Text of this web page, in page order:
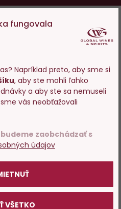
fungovala
Napríklad preto, aby sme si
, aby ste mohli ľahko
a aby ste sa nemuseli
vás neobťažovali
zaobchádzať s
údajov
VŠETKO
na stránky s
Prosím
už bolo 18